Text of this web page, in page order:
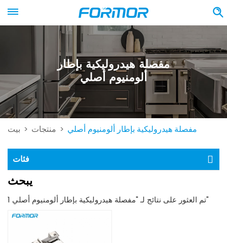
مفصلة هيدروليكية بإطار
ألومنيوم أصلي
بيت > منتجات > مفصلة هيدروليكية بإطار ألومنيوم أصلي
فئات
يبحث
1 تم العثور على نتائج لـ "مفصلة هيدروليكية بإطار ألومنيوم أصلي"